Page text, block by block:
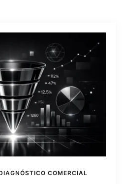
COMERCIAL